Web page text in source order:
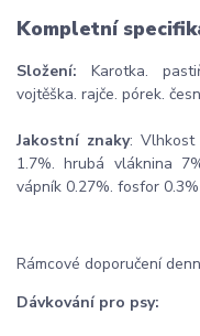
Kompletní
Složení: Karotka.
vojtěška. rajče. pórek.
Jakostní znaky: Vlhkost
1.7%. hrubá vláknina
vápník 0.27%. fosfor 0.3%
Rámcové doporučení
Dávkování pro psy: